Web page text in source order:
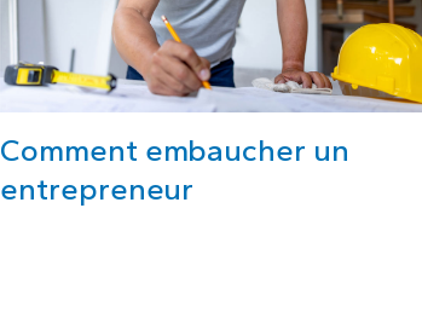
Comment embaucher un
entrepreneur